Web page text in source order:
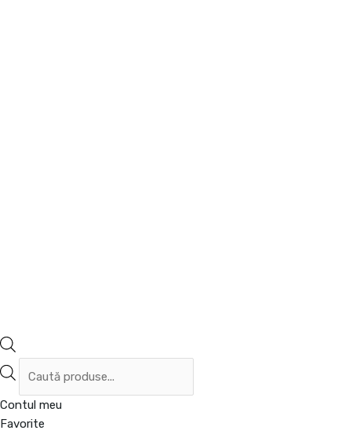
Contul meu
Favorite